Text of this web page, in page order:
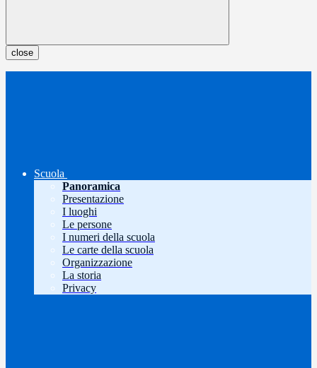
close
Scuola
Panoramica
Presentazione
I luoghi
Le persone
I numeri della scuola
Le carte della scuola
Organizzazione
La storia
Privacy